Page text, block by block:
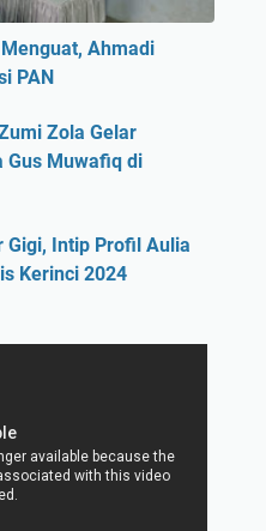
Ahmadi
PAN
Zola Gelar
Gus Muwafiq di
Gigi, Intip Profil Aulia
Kerinci 2024